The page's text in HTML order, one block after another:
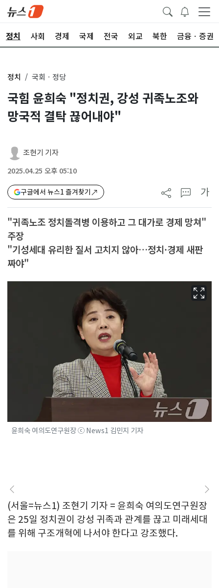
정치 사회 경제 국제 전국 외교 북한 금융ㆍ증권
정치 국회ㆍ정당
국힘 윤희숙 "정치권, 강성 귀족노조와
망국적 결탁 끊어내야"
조현기 기자
2025.04.25 오후 05:10
구글에서 뉴스1 즐겨찾기 가
"귀족노조 정치돌격병 이용하고 그 대가로 경제 망쳐"
주장
"기성세대 유리한 질서 고치지 않아…정치·경제 새판
짜야"
윤희숙 여의도연구원장 ⓒ News1 김민지 기자
(서울=뉴스1) 조현기 기자 = 윤희숙 여의도연구원장
은 25일 정치권이 강성 귀족과 관계를 끊고 미래세대
를 위해 구조개혁에 나서야 한다고 강조했다.